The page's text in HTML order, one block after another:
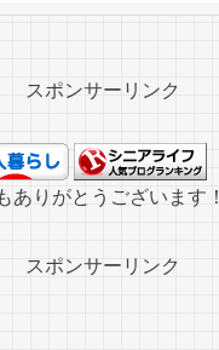
スポンサーリンク
ありがとうございます！
スポンサーリンク